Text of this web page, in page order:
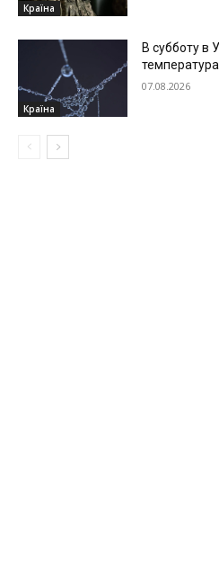
Країна
Країна
В субботу в
07.08.2026